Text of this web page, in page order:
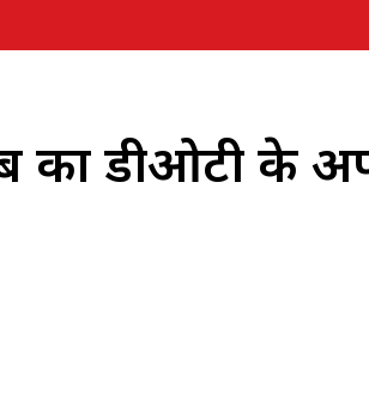
का डीओटी के